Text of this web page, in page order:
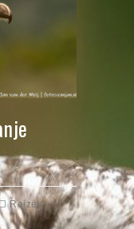
Reizen